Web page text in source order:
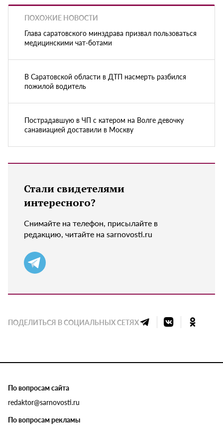
ПОХОЖИЕ НОВОСТИ
Глава саратовского минздрава призвал пользоваться
медицинскими чат-ботами
В Саратовской области в ДТП насмерть разбился
пожилой водитель
Пострадавшую в ЧП с катером на Волге девочку
санавиацией доставили в Москву
Стали свидетелями
интересного?
Снимайте на телефон, присылайте в
редакцию, читайте на sarnovosti.ru
ПОДЕЛИТЬСЯ В СОЦИАЛЬНЫХ СЕТЯХ
По вопросам сайта
redaktor@sarnovosti.ru
По вопросам рекламы